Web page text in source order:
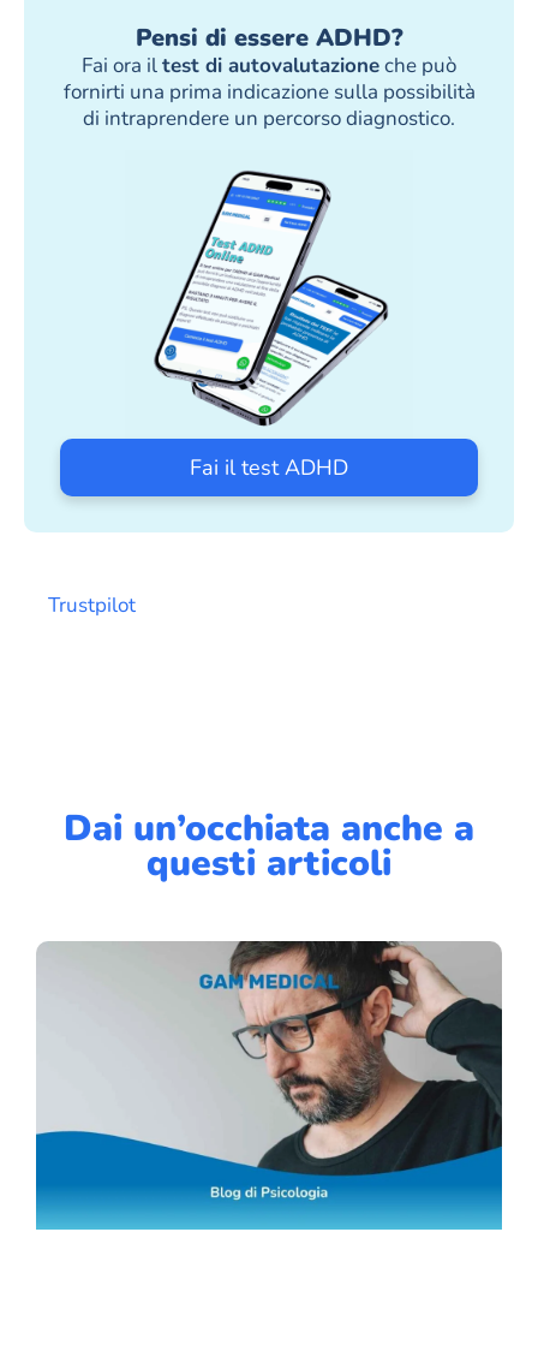
Pensi di essere ADHD?
Fai ora iltest di autovalutazioneche può
fornirti una prima indicazione sulla possibilità
di intraprendere un percorso diagnostico.
Fai il test ADHD
Trustpilot
Dai un’occhiata anche a
questi articoli